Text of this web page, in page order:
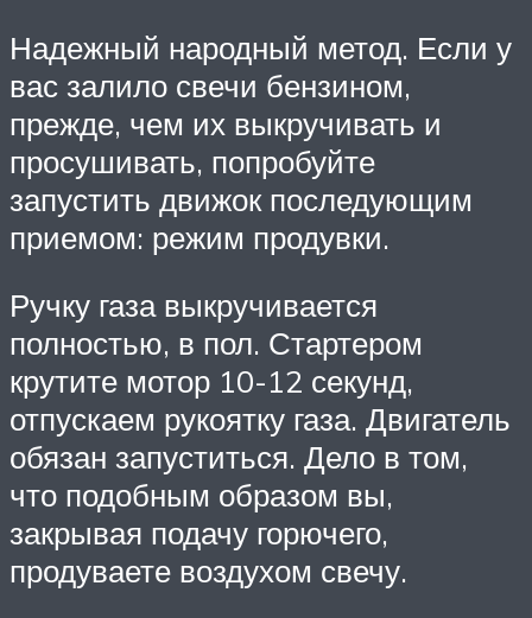
Надежный народный метод. Если у
вас залило свечи бензином,
прежде, чем их выкручивать и
просушивать, попробуйте
запустить движок последующим
приемом: режим продувки.
Ручку газа выкручивается
полностью, в пол. Стартером
крутите мотор 10-12 секунд,
отпускаем рукоятку газа. Двигатель
обязан запуститься. Дело в том,
что подобным образом вы,
закрывая подачу горючего,
продуваете воздухом свечу.